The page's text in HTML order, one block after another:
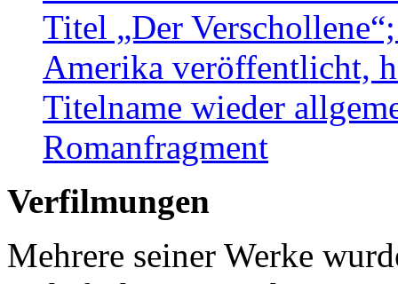
Titel „Der
Amerika veröffentlicht,
Titelname wieder
Romanfragment
Verfilmungen
Mehrere seiner Werke